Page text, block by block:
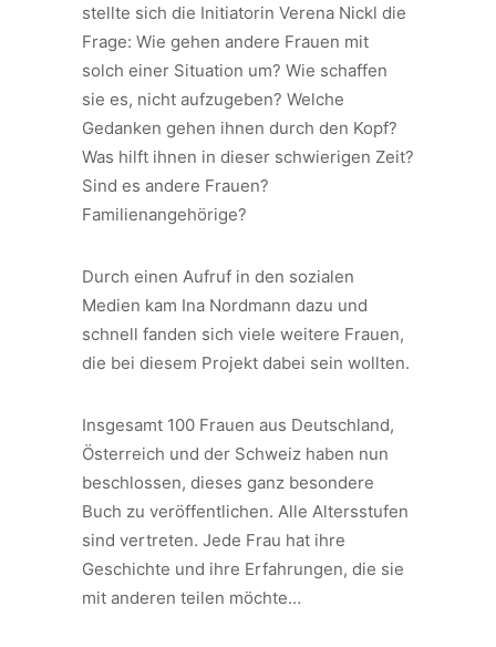
stellte sich die Initiatorin Verena Nickl die
Frage: Wie gehen andere Frauen mit
solch einer Situation um? Wie schaffen
sie es, nicht aufzugeben? Welche
Gedanken gehen ihnen durch den Kopf?
Was hilft ihnen in dieser schwierigen Zeit?
Sind es andere Frauen?
Familienangehörige?
Durch einen Aufruf in den sozialen
Medien kam Ina Nordmann dazu und
schnell fanden sich viele weitere Frauen,
die bei diesem Projekt dabei sein wollten.
Insgesamt 100 Frauen aus Deutschland,
Österreich und der Schweiz haben nun
beschlossen, dieses ganz besondere
Buch zu veröffentlichen. Alle Altersstufen
sind vertreten. Jede Frau hat ihre
Geschichte und ihre Erfahrungen, die sie
mit anderen teilen möchte…